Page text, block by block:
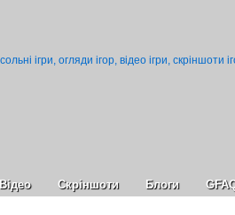
Відео Cкріншоти Блоги